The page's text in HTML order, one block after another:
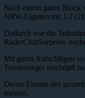
Nach einem guten Block
NRW-Ligisten mit 1:2
Dadurch war die
RuderClubSorpesee
Mit guten Aufschlägen
Turniersieger erschöpft
Dieser Einsatz des
messen.